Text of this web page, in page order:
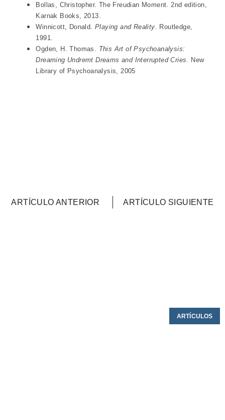
Bollas, Christopher. The Freudian Moment. 2nd edition,
Karnak Books, 2013.
Winnicott, Donald. Playing and Reality . Routledge,
1991.
Ogden, H. Thomas. This Art of Psychoanalysis:
Dreaming Undremt Dreams and Interrupted Cries . New
Library of Psychoanalysis, 2005
ARTÍCULO ANTERIOR ARTÍCULO SIGUIENTE
ARTÍCULOS